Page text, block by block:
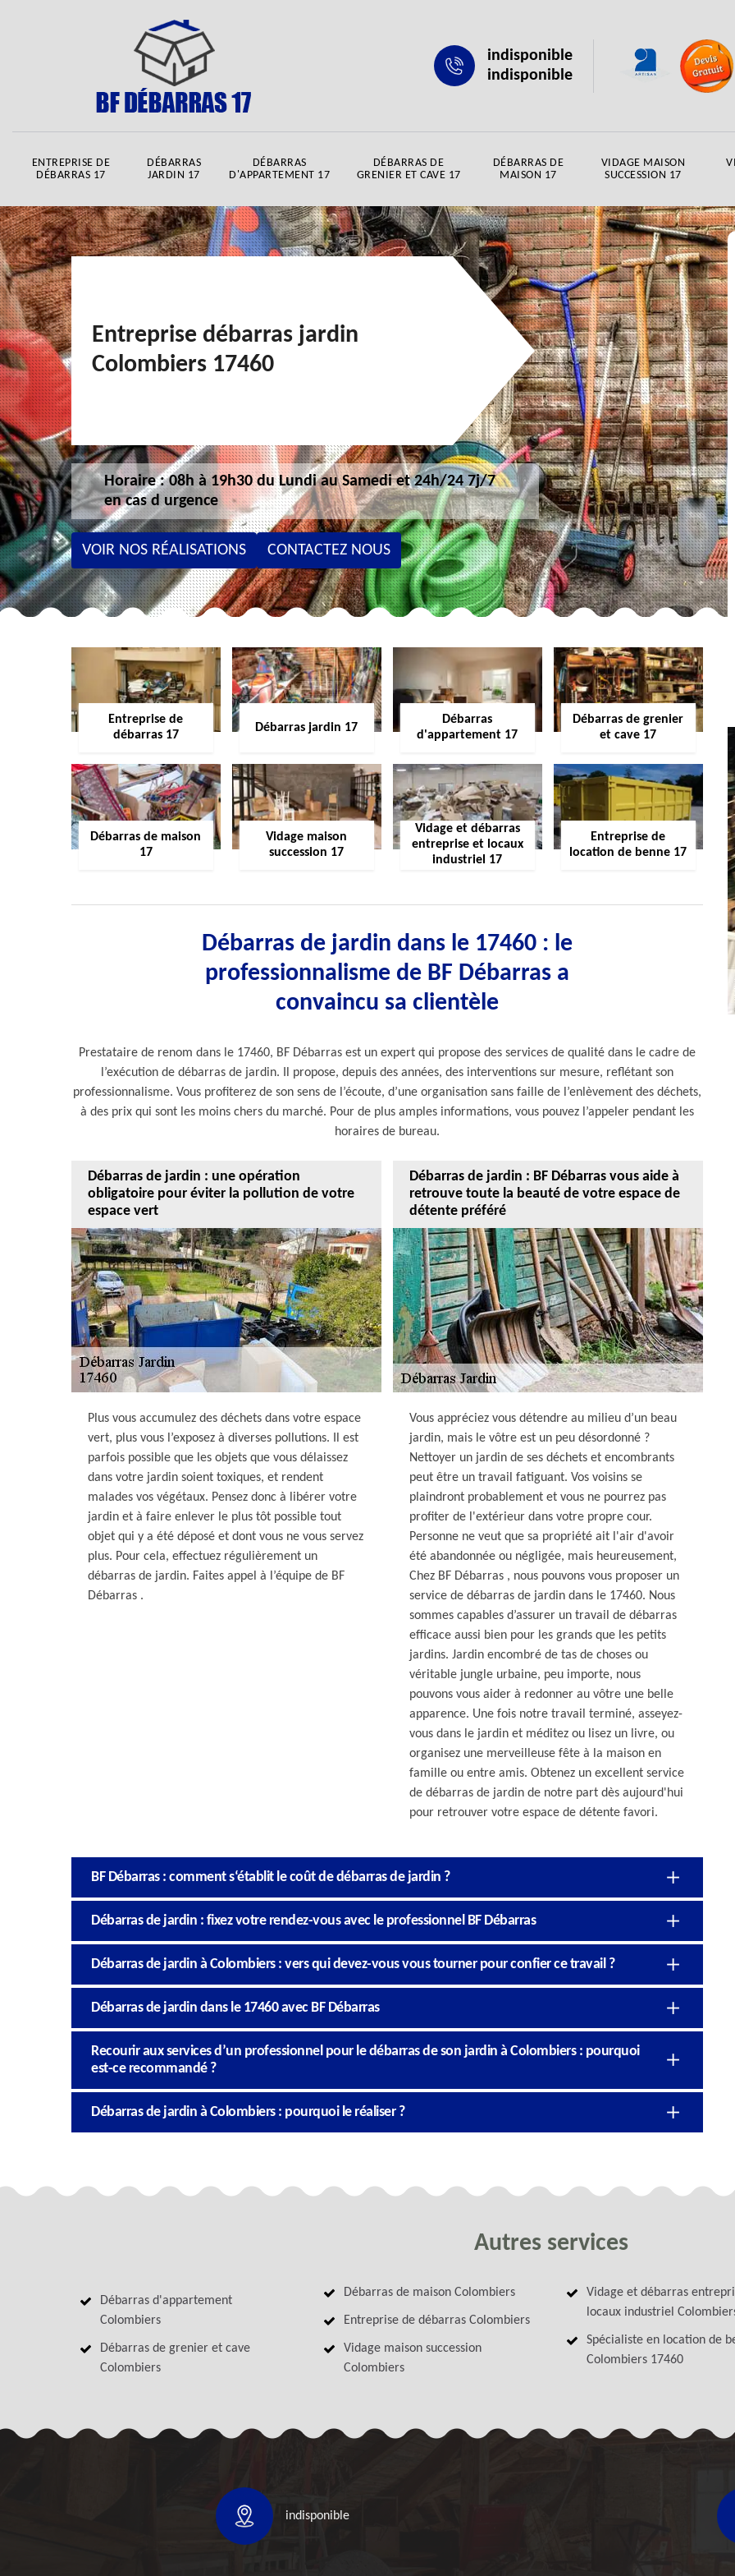
indisponible
indisponible
ENTREPRISE DE
DÉBARRAS 17
DÉBARRAS
JARDIN 17
DÉBARRAS
D'APPARTEMENT 17
DÉBARRAS DE
GRENIER ET CAVE 17
DÉBARRAS DE
MAISON 17
VIDAGE MAISON
SUCCESSION 17
Entreprise débarras jardin
Colombiers 17460
Horaire : 08h à 19h30 du Lundi au Samedi et 24h/24 7j/7
en cas d urgence
VOIR NOS RÉALISATIONS CONTACTEZ NOUS
Entreprise de
débarras 17
Débarras jardin 17
Débarras
d'appartement 17
Débarras de grenier
et cave 17
Débarras de maison
17
Vidage maison
succession 17
Vidage et débarras
entreprise et locaux
industriel 17
Entreprise de
location de benne 17
Débarras de jardin dans le 17460 : le
professionnalisme de BF Débarras a
convaincu sa clientèle
Prestataire de renom dans le 17460, BF Débarras est un expert qui propose des services de qualité dans le cadre de
l’exécution de débarras de jardin. Il propose, depuis des années, des interventions sur mesure, reflétant son
professionnalisme. Vous profiterez de son sens de l’écoute, d’une organisation sans faille de l’enlèvement des déchets,
à des prix qui sont les moins chers du marché. Pour de plus amples informations, vous pouvez l’appeler pendant les
horaires de bureau.
Débarras de jardin : une opération
obligatoire pour éviter la pollution de votre
espace vert
Plus vous accumulez des déchets dans votre espace
vert, plus vous l’exposez à diverses pollutions. Il est
parfois possible que les objets que vous délaissez
dans votre jardin soient toxiques, et rendent
malades vos végétaux. Pensez donc à libérer votre
jardin et à faire enlever le plus tôt possible tout
objet qui y a été déposé et dont vous ne vous servez
plus. Pour cela, effectuez régulièrement un
débarras de jardin. Faites appel à l’équipe de BF
Débarras .
Débarras de jardin : BF Débarras vous aide à
retrouve toute la beauté de votre espace de
détente préféré
Vous appréciez vous détendre au milieu d’un beau
jardin, mais le vôtre est un peu désordonné ?
Nettoyer un jardin de ses déchets et encombrants
peut être un travail fatiguant. Vos voisins se
plaindront probablement et vous ne pourrez pas
profiter de l'extérieur dans votre propre cour.
Personne ne veut que sa propriété ait l'air d'avoir
été abandonnée ou négligée, mais heureusement,
Chez BF Débarras , nous pouvons vous proposer un
service de débarras de jardin dans le 17460. Nous
sommes capables d’assurer un travail de débarras
efficace aussi bien pour les grands que les petits
jardins. Jardin encombré de tas de choses ou
véritable jungle urbaine, peu importe, nous
pouvons vous aider à redonner au vôtre une belle
apparence. Une fois notre travail terminé, asseyez-
vous dans le jardin et méditez ou lisez un livre, ou
organisez une merveilleuse fête à la maison en
famille ou entre amis. Obtenez un excellent service
de débarras de jardin de notre part dès aujourd'hui
pour retrouver votre espace de détente favori.
BF Débarras : comment s‘établit le coût de débarras de jardin ?
Débarras de jardin : fixez votre rendez-vous avec le professionnel BF Débarras
Débarras de jardin à Colombiers : vers qui devez-vous vous tourner pour confier ce travail ?
Débarras de jardin dans le 17460 avec BF Débarras
Recourir aux services d’un professionnel pour le débarras de son jardin à Colombiers : pourquoi
est-ce recommandé ?
Débarras de jardin à Colombiers : pourquoi le réaliser ?
Autres services
Débarras d'appartement
Colombiers
Débarras de grenier et cave
Colombiers
Débarras de maison Colombiers
Entreprise de débarras Colombiers
Vidage maison succession
Colombiers
Vidage et débarras
locaux industriel
Spécialiste en location de
Colombiers 17460
indisponible